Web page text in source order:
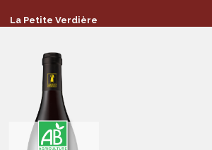
La Petite Verdière